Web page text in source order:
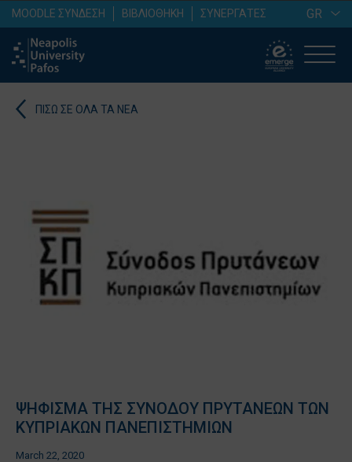
MOODLE ΣΥΝΔΕΣΗ ΒΙΒΛΙΟΘΗΚΗ ΣΥΝΕΡΓΑΤΕΣ GR
ΠΙΣΩ ΣΕ ΟΛΑ ΤΑ ΝΕΑ
ΨΗΦΙΣΜΑ ΤΗΣ ΣΥΝΟΔΟΥ ΠΡΥΤΑΝΕΩΝ ΤΩΝ
ΚΥΠΡΙΑΚΩΝ ΠΑΝΕΠΙΣΤΗΜΙΩΝ
March 22, 2020